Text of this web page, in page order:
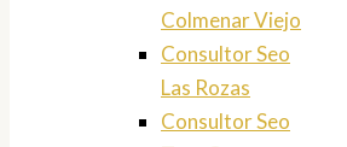
Colmenar Viejo
Consultor Seo
Las Rozas
Consultor Seo